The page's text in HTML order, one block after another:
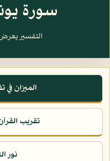
سورة
التفسير يعرض
الميزان في
تقريب
نور